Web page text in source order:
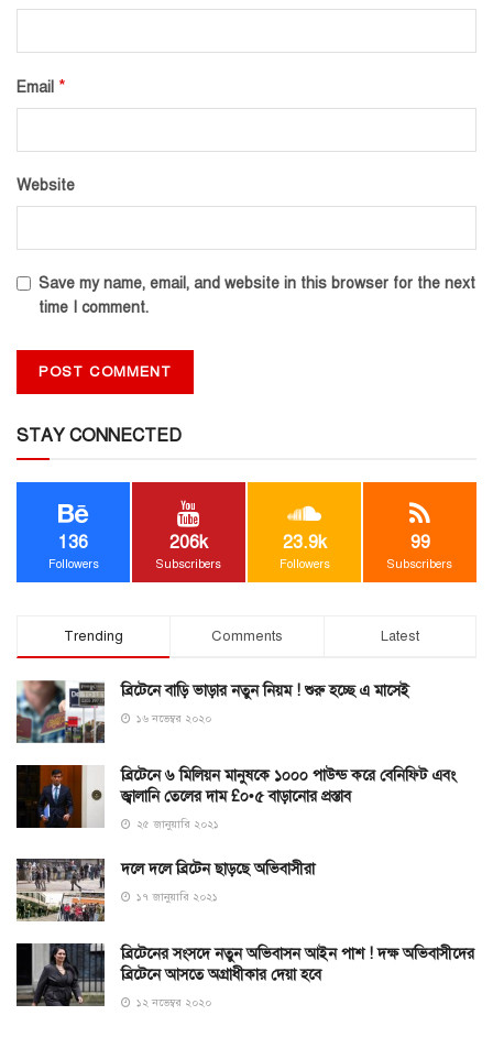
Email *
Website
Save my name, email, and website in this browser for the next
time I comment.
STAY CONNECTED
136
Followers
206k
Subscribers
23.9k
Followers
99
Subscribers
Trending Comments Latest
ব্রিটেনে বাড়ি ভাড়ার নতুন নিয়ম ! শুরু হচ্ছে এ মাসেই
১৬ নভেম্বর ২০২০
ব্রিটেনে ৬ মিলিয়ন মানুষকে ১০০০ পাউন্ড করে বেনিফিট এবং
জ্বালানি তেলের দাম £০•৫ বাড়ানোর প্রস্তাব
২৫ জানুয়ারি ২০২১
দলে দলে ব্রিটেন ছাড়ছে অভিবাসীরা
১৭ জানুয়ারি ২০২১
ব্রিটেনের সংসদে নতুন অভিবাসন আইন পাশ ! দক্ষ অভিবাসীদের
ব্রিটেনে আসতে অগ্রাধীকার দেয়া হবে
১২ নভেম্বর ২০২০